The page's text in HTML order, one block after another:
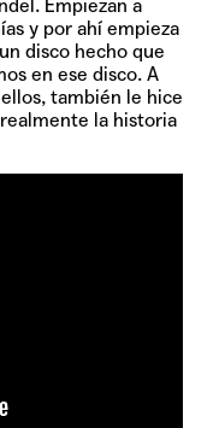
Empiezan a
y por ahí empieza
disco hecho que
en ese disco. A
ellos, también le hice
la historia